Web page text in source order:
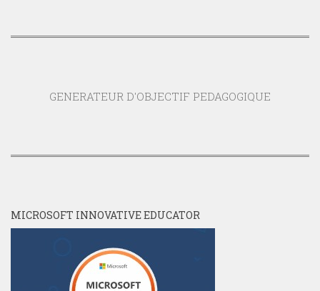
GENERATEUR D'OBJECTIF PEDAGOGIQUE
MICROSOFT INNOVATIVE EDUCATOR